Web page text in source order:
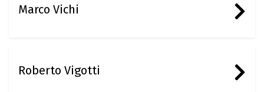
Marco Vichi
Roberto Vigotti